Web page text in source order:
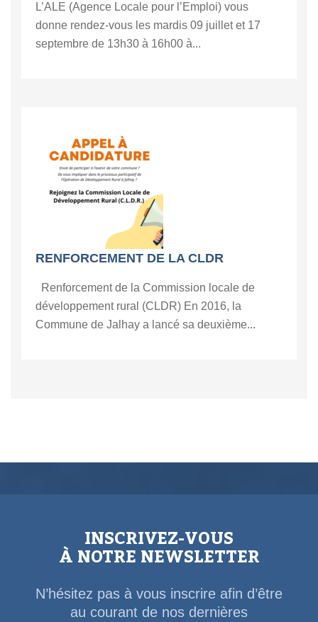
L’ALE (Agence Locale pour l’Emploi) vous
donne rendez-vous les mardis 09 juillet et 17
septembre de 13h30 à 16h00 à...
RENFORCEMENT DE LA CLDR
Renforcement de la Commission locale de
développement rural (CLDR) En 2016, la
Commune de Jalhay a lancé sa deuxième...
INSCRIVEZ-VOUS
À NOTRE NEWSLETTER
N’hésitez pas à vous inscrire afin d’être
au courant de nos dernières